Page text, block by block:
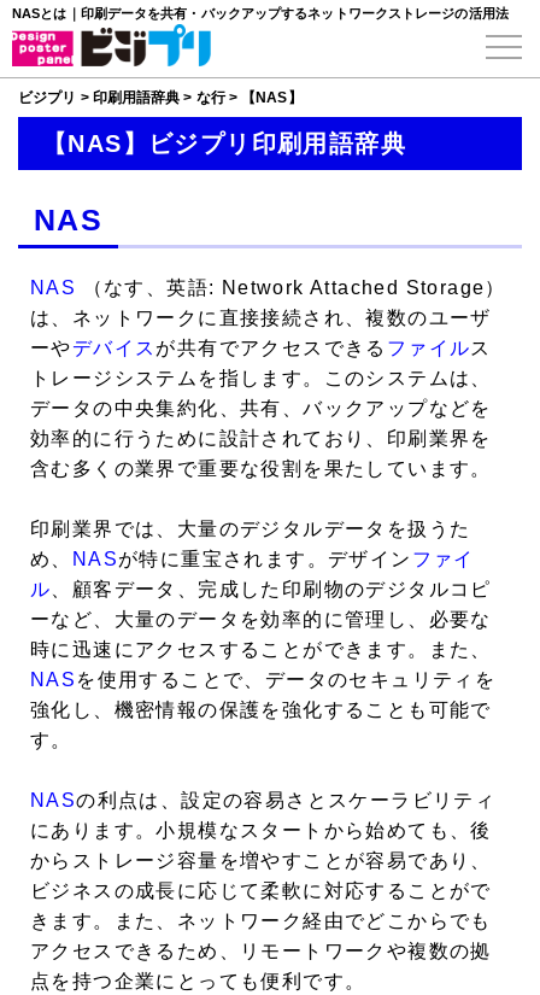
NASとは｜印刷データを共有・バックアップするネットワークストレージの活用法
ビジプリ > 印刷用語辞典 > な行> 【NAS】
【NAS】ビジプリ印刷用語辞典
NAS
NAS
（なす、英語: Network Attached Storage）
は、ネットワークに直接接続され、複数のユーザ
ーやデバイス が共有でアクセスできる ファイルス
トレージシステムを指します。このシステムは、
データの中央集約化、共有、バックアップなどを
効率的に行うために設計されており、印刷業界を
含む多くの業界で重要な役割を果たしています。
印刷業界では、大量のデジタルデータを扱うた
め、
NASが特に重宝されます。デザイン ファイ
ル 、顧客データ、完成した印刷物のデジタルコピ
ーなど、大量のデータを効率的に管理し、必要な
時に迅速にアクセスすることができます。また、
NAS を使用することで、データのセキュリティを
強化し、機密情報の保護を強化することも可能で
す。
NASの利点は、設定の容易さとスケーラビリティ
にあります。小規模なスタートから始めても、後
からストレージ容量を増やすことが容易であり、
ビジネスの成長に応じて柔軟に対応することがで
きます。また、ネットワーク経由でどこからでも
アクセスできるため、リモートワークや複数の拠
点を持つ企業にとっても便利です。